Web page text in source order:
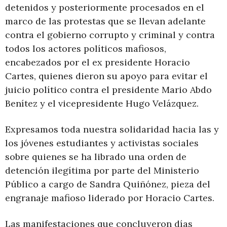
detenidos y posteriormente procesados en el
marco de las protestas que se llevan adelante
contra el gobierno corrupto y criminal y contra
todos los actores políticos mafiosos,
encabezados por el ex presidente Horacio
Cartes, quienes dieron su apoyo para evitar el
juicio político contra el presidente Mario Abdo
Benítez y el vicepresidente Hugo Velázquez.
Expresamos toda nuestra solidaridad hacia las y
los jóvenes estudiantes y activistas sociales
sobre quienes se ha librado una orden de
detención ilegítima por parte del Ministerio
Público a cargo de Sandra Quiñónez, pieza del
engranaje mafioso liderado por Horacio Cartes.
Las manifestaciones que concluyeron días